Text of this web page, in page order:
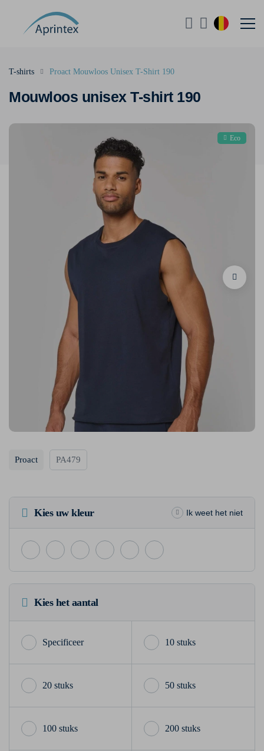
Mouwloos unisex T-shirt 190
T-shirts Proact Mouwloos Unisex T-Shirt 190
Eco
Proact PA479
Kies uw kleur Ik weet het niet
Kies het aantal
10 stuks
20 stuks 50 stuks
100 stuks 200 stuks